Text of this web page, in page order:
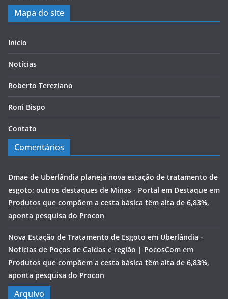
Mapa do site
Início
Notícias
Roberto Tereziano
Roni Bispo
Contato
Comentários
Dmae de Uberlândia planeja nova estação de tratamento de
esgoto; outros destaques de Minas - Portal em Destaque em
Produtos que compõem a cesta básica têm alta de 6,83%,
aponta pesquisa do Procon
Nova Estação de Tratamento de Esgoto em Uberlândia -
Notícias de Poços de Caldas e região | PocosCom em
Produtos que compõem a cesta básica têm alta de 6,83%,
aponta pesquisa do Procon
Arquivo